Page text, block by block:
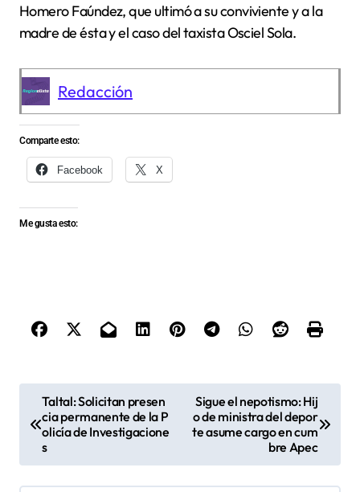
Homero Faúndez, que ultimó a su conviviente y a la
madre de ésta y el caso del taxista Osciel Sola.
Redacción
Comparte esto:
Facebook X
Me gusta esto:
Taltal: Solicitan presen
cia permanente de la P
olicía de Investigacione
s
Sigue el nepotismo: Hij
o de ministra del depor
te asume cargo en cum
bre Apec